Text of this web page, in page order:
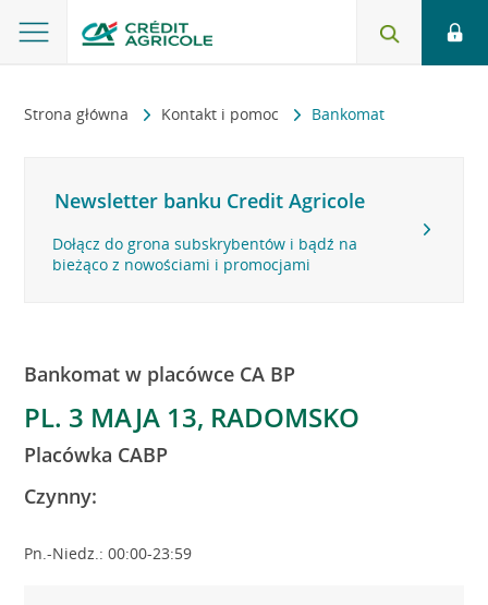
Strona główna Kontakt i pomoc Bankomat
Newsletter banku Credit Agricole
Dołącz do grona subskrybentów i bądź na
bieżąco z nowościami i promocjami
Bankomat w placówce CA BP
PL. 3 MAJA 13, RADOMSKO
Placówka CABP
Czynny:
Pn.-Niedz.: 00:00-23:59